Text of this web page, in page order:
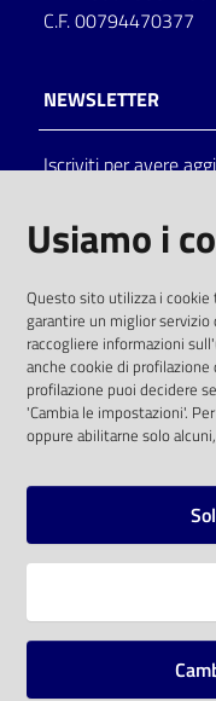
on line
Eventi
Chiedi al
bibliotecario
Avvisi
C.F. 00794470377
NEWSLETTER
Iscriviti per avere
solo alle condizioni
comunitaria 2003/
SOCIAL
Vai alla pagina
Usiamo i
Questo sito utilizza i cookie
garantire un miglior
raccogliere informazioni
anche cookie di
profilazione puoi decidere
'Cambia le impostazioni'.
oppure abilitarne solo